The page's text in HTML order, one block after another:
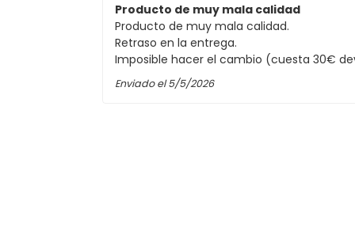
para cualquier tipo de espacio. Para un
o estructurados. Si el empotrado no
, que permite una instalación sin
y ajusta la altura según tus
de alta calidad, a diferencia de los
Producto de muy mala calidad
Producto de muy mala calidad.
Retraso en la entrega.
Imposible hacer el cambio (cuesta 30€
Enviado el5/5/2026